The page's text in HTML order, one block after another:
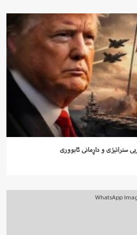
ستراتیژی و داڕمانی ئابووری